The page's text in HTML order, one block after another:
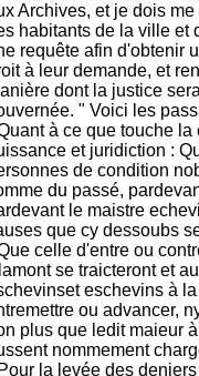
Archives, et je dois
habitants de la ville et
requête afin d'obtenir
à leur demande, et
dont la justice
" Voici les
à ce que touche
et juridiction :
de condition
du passé,
le maistre
que cy dessoubs
celle d'entre ou
se traicteront et
eschevins à
ou advancer,
plus que ledit maieur
nommement
la levée des